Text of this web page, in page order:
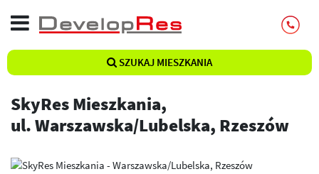
SZUKAJ MIESZKANIA
SkyRes Mieszkania,
ul. Warszawska/Lubelska, Rzeszów